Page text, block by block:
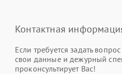
Контактная
Если требуется задать
свои данные и дежурный
проконсультирует Вас!